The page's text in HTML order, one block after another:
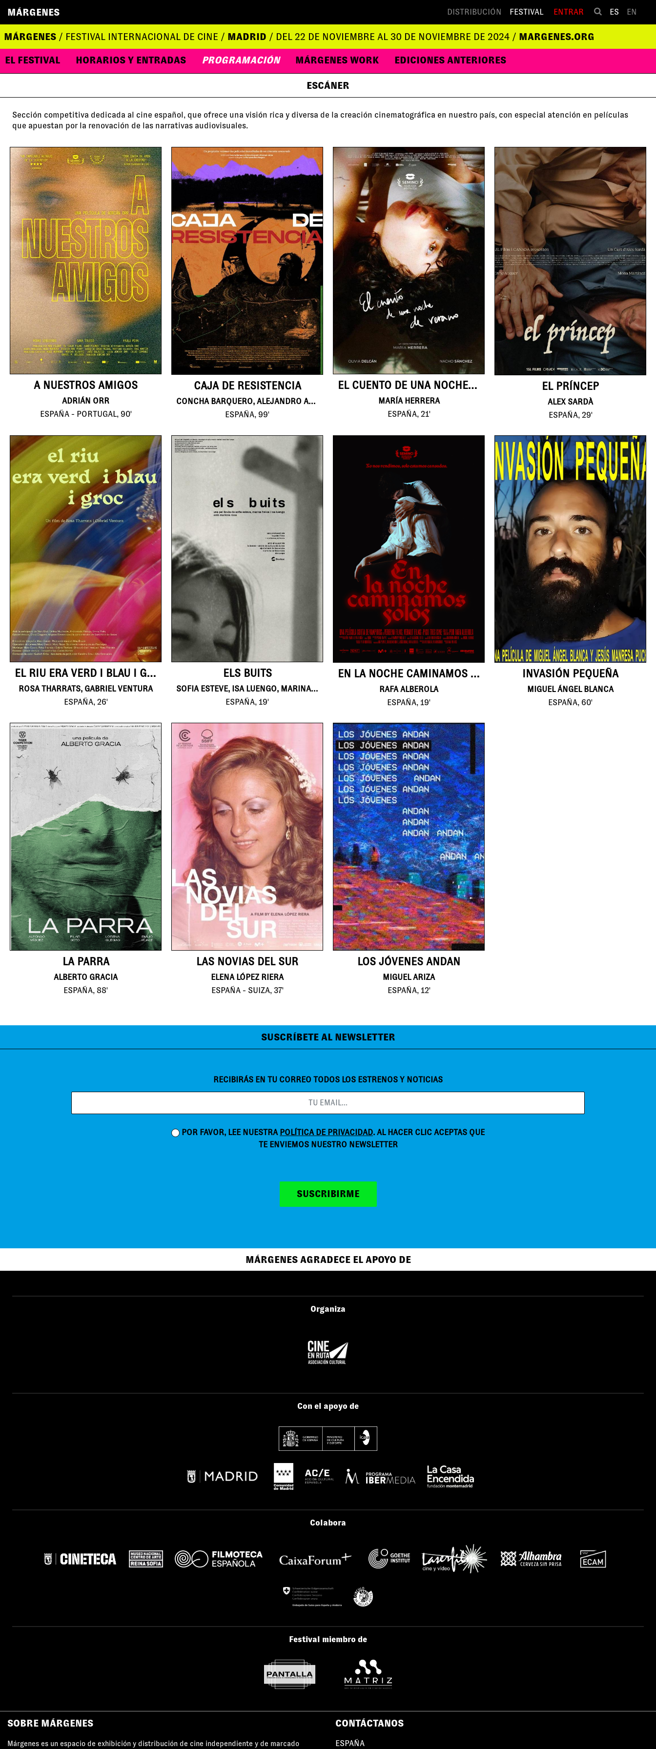
MÁRGENES DISTRIBUCIÓN FESTIVAL ENTRAR ES EN
MÁRGENES / FESTIVAL INTERNACIONAL DE CINE / MADRID / DEL 22 DE NOVIEMBRE AL 30 DE NOVIEMBRE DE 2024 / MARGENES.ORG
EL FESTIVAL HORARIOS Y ENTRADAS PROGRAMACIÓN MÁRGENES WORK EDICIONES ANTERIORES
ESCÁNER
Sección competitiva dedicada al cine español, que ofrece una visión rica y diversa de la creación cinematográfica en nuestro país, con especial atención en películas
que apuestan por la renovación de las narrativas audiovisuales.
A NUESTROS AMIGOS
ADRIÁN ORR
ESPAÑA - PORTUGAL, 90'
CAJA DE RESISTENCIA
CONCHA BARQUERO, ALEJANDRO ALVARADO
ESPAÑA, 99'
EL CUENTO DE UNA NOCHE DE VERANO
MARÍA HERRERA
ESPAÑA, 21'
EL PRÍNCEP
ALEX SARDÀ
ESPAÑA, 29'
EL RIU ERA VERD I BLAU I GROC
ROSA THARRATS, GABRIEL VENTURA
ESPAÑA, 26'
ELS BUITS
SOFIA ESTEVE, ISA LUENGO, MARINA FREIXA ROCA
ESPAÑA, 19'
EN LA NOCHE CAMINAMOS SOLOS
RAFA ALBEROLA
ESPAÑA, 19'
INVASIÓN PEQUEÑA
MIGUEL ÁNGEL BLANCA
ESPAÑA, 60'
LA PARRA
ALBERTO GRACIA
ESPAÑA, 88'
LAS NOVIAS DEL SUR
ELENA LÓPEZ RIERA
ESPAÑA - SUIZA, 37'
LOS JÓVENES ANDAN
MIGUEL ARIZA
ESPAÑA, 12'
SUSCRÍBETE AL NEWSLETTER
RECIBIRÁS EN TU CORREO TODOS LOS ESTRENOS Y NOTICIAS
POR FAVOR, LEE NUESTRA POLÍTICA DE PRIVACIDAD. AL HACER CLIC ACEPTAS QUE
TE ENVIEMOS NUESTRO NEWSLETTER
SUSCRIBIRME
MÁRGENES AGRADECE EL APOYO DE
Organiza
Con el apoyo de
Colabora
Festival miembro de
SOBRE MÁRGENES
Márgenes es un espacio de exhibición y distribución de cine independiente y de marcado
CONTÁCTANOS
ESPAÑA